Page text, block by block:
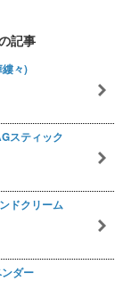
記事
々)
スティック
ドクリーム
ダー